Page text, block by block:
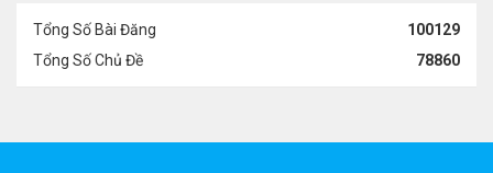
Tổng Số Bài Đăng
100129
Tổng Số Chủ Đề
78860